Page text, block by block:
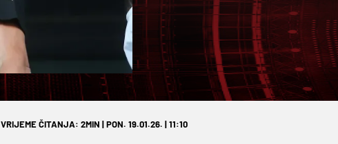
VRIJEME ČITANJA: 2MIN | PON. 19.01.26. | 11:10